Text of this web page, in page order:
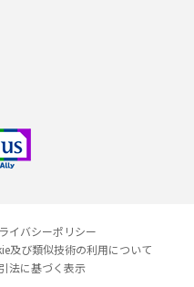
イバシーポリシー
及び類似技術の利用について
法に基づく表示